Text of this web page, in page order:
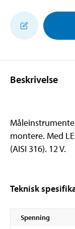
Beskrivelse
montere. Med
(AISI 316). 12 V.
Teknisk
Spenning